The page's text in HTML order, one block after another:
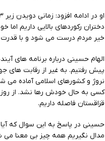
دختران رکوردهای بالایی داریم
خیر مردم درست می شود و با
الهام حسینی درباره برنامه های
پیش رفتیم. به غیر از رقابت های
نروژ و کشورهای اسلامی آماده می
قزاقستان فاصله داریم.
حسینی در پاسخ به این سوال که آیا
مدال نگیریم همه چیز بی معنا